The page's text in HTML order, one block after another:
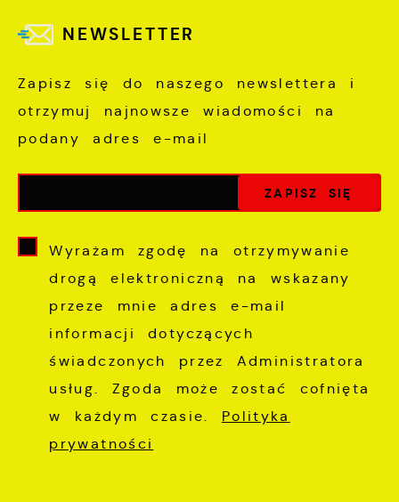
NEWSLETTER
Zapisz się do naszego newslettera i
otrzymuj najnowsze wiadomości na
podany adres e-mail
Wyrażam zgodę na otrzymywanie
drogą elektroniczną na wskazany
przeze mnie adres e-mail
informacji dotyczących
świadczonych przez Administratora
usług. Zgoda może zostać cofnięta
w każdym czasie. Polityka
prywatności